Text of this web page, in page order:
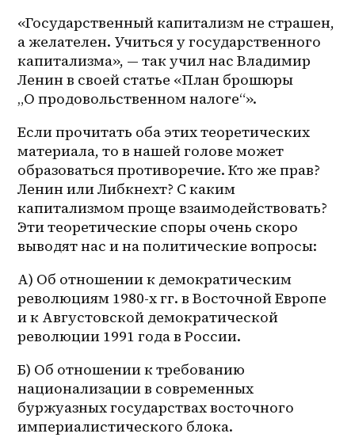
«Государственный капитализм не страшен,
а желателен. Учиться у государственного
капитализма», — так учил нас Владимир
Ленин в своей статье «План брошюры
„О продовольственном налоге“».
Если прочитать оба этих теоретических
материала, то в нашей голове может
образоваться противоречие. Кто же прав?
Ленин или Либкнехт? С каким
капитализмом проще взаимодействовать?
Эти теоретические споры очень скоро
выводят нас и на политические вопросы:
А) Об отношении к демократическим
революциям 1980-х гг. в Восточной Европе
и к Августовской демократической
революции 1991 года в России.
Б) Об отношении к требованию
национализации в современных
буржуазных государствах восточного
империалистического блока.